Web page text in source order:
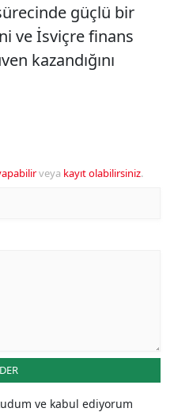
güçlü bir
ve İsviçre finans
kazandığını
veya kayıt olabilirsiniz.
ve kabul ediyorum